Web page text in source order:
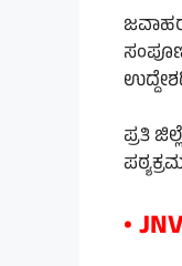
ಪ್ರತಿ
•